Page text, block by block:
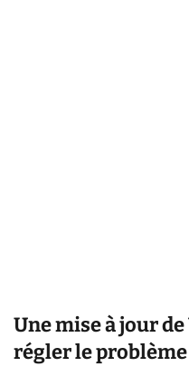
Une mise à jour
régler le